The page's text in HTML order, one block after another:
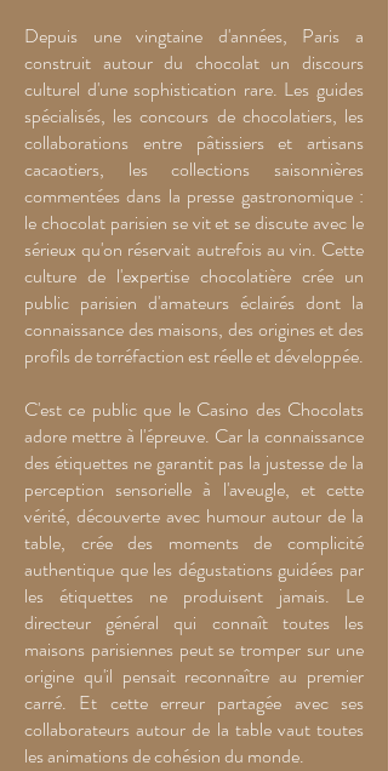
Depuis une vingtaine d'années, Paris a
construit autour du chocolat un discours
culturel d'une sophistication rare. Les guides
spécialisés, les concours de chocolatiers, les
collaborations entre pâtissiers et artisans
cacaotiers, les collections saisonnières
commentées dans la presse gastronomique :
le chocolat parisien se vit et se discute avec le
sérieux qu'on réservait autrefois au vin. Cette
culture de l'expertise chocolatière crée un
public parisien d'amateurs éclairés dont la
connaissance des maisons, des origines et des
profils de torréfaction est réelle et développée.
C'est ce public que le Casino des Chocolats
adore mettre à l'épreuve. Car la connaissance
des étiquettes ne garantit pas la justesse de la
perception sensorielle à l'aveugle, et cette
vérité, découverte avec humour autour de la
table, crée des moments de complicité
authentique que les dégustations guidées par
les étiquettes ne produisent jamais. Le
directeur général qui connaît toutes les
maisons parisiennes peut se tromper sur une
origine qu'il pensait reconnaître au premier
carré. Et cette erreur partagée avec ses
collaborateurs autour de la table vaut toutes
les animations de cohésion du monde.